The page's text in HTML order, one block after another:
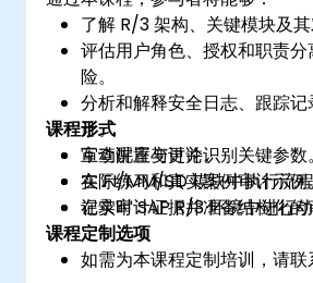
了解 R/3 架构、关键模块及其
评估用户角色、授权和职责
险。
分析和解释安全日志、跟踪
计。
审查配置变更并识别关键参数。
在 FI/MM/SD 模块中执行流程
记录审计证据并准备结构化的
课程形式
互动讲座与讨论。
实际练习和真实案例审计示例
在实时 SAP R/3 环境中进行
课程定制选项
如需为本课程定制培训，请联